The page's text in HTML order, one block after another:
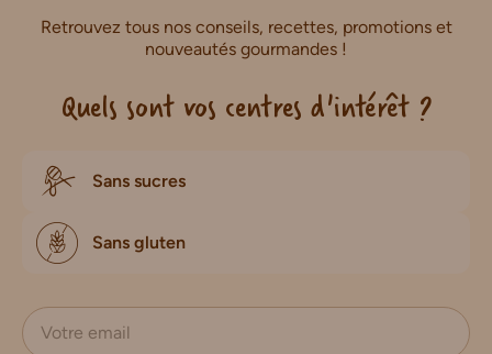
Retrouvez tous nos conseils, recettes, promotions et
nouveautés gourmandes !
Quels sont vos centres d'intérêt ?
Sans sucres
Sans gluten